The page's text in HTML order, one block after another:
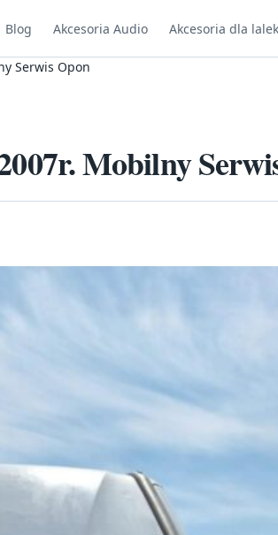
Blog Akcesoria Audio Akcesoria dla lalek
Serwis Opon
Mobilny